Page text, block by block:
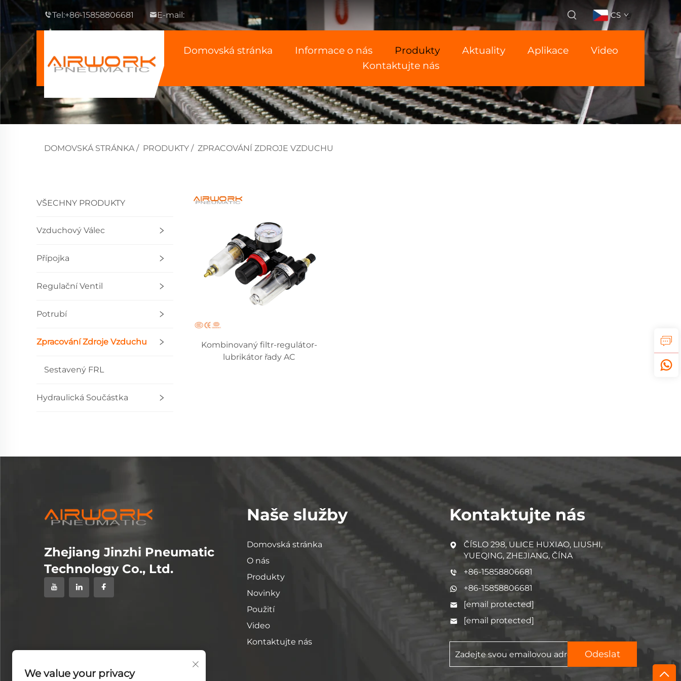
Tel:+86-15858806681 E-mail: CS
Domovská stránka Informace o nás Produkty Aktuality Aplikace
Video
Kontaktujte nás
DOMOVSKÁ STRÁNKA/ PRODUKTY / ZPRACOVÁNÍ ZDROJE VZDUCHU
VŠECHNY PRODUKTY
Vzduchový Válec
Přípojka
Regulační Ventil
Potrubí
Zpracování Zdroje Vzduchu
Sestavený FRL
Hydraulická Součástka
Kombinovaný filtr-regulátor-
lubrikátor řady AC
Zhejiang Jinzhi Pneumatic
Technology Co., Ltd.
Naše služby
Domovská stránka
O nás
Produkty
Novinky
Použití
Video
Kontaktujte nás
Kontaktujte nás
ČÍSLO 298, ULICE HUXIAO, LIUSHI,
YUEQING, ZHEJIANG, ČÍNA
+86-15858806681
+86-15858806681
[email protected]
[email protected]
Odeslat
We value your privacy